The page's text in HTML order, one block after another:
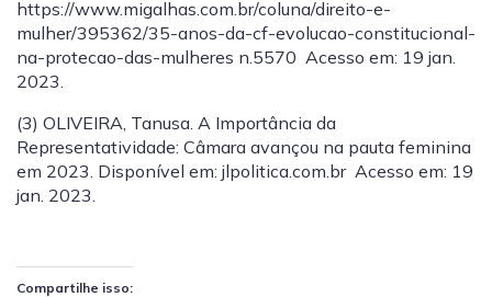
https://www.migalhas.com.br/coluna/direito-e-
mulher/395362/35-anos-da-cf-evolucao-constitucional-
na-protecao-das-mulheres n.5570 Acesso em: 19 jan.
2023.
(3) OLIVEIRA, Tanusa. A Importância da
Representatividade: Câmara avançou na pauta feminina
em 2023. Disponível em: jlpolitica.com.br Acesso em: 19
jan. 2023.
Compartilhe isso: